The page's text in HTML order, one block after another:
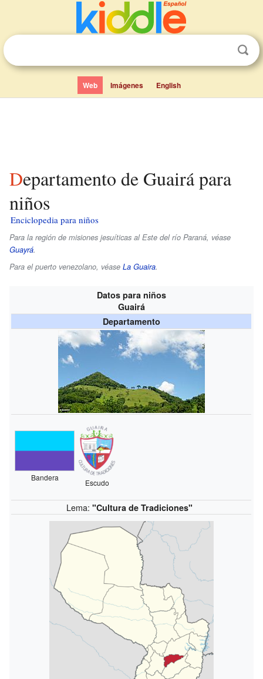
Web Imágenes English
Departamento de Guairá para
niños
Enciclopedia para niños
Para la región de misiones jesuíticas al Este del río Paraná, véase
Guayrá.
Para el puerto venezolano, véase La Guaira.
Datos para niños
Guairá
Departamento
Bandera
Escudo
Lema:"Cultura de Tradiciones"